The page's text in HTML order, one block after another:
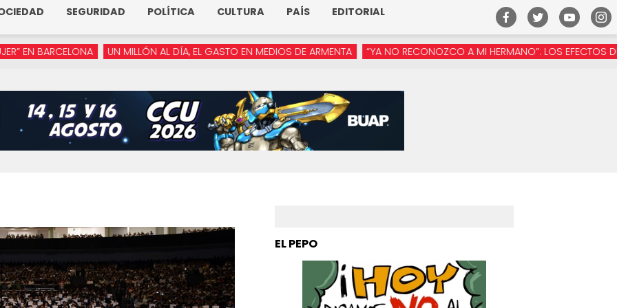
SEGURIDAD POLÍTICA CULTURA PAÍS
EDITORIAL
UN MILLÓN AL DÍA, EL GASTO EN MEDIOS DE ARMENTA “YA NO RECONOZCO A MI HERMANO”: LOS EFECTOS DE LA
EL PEPO